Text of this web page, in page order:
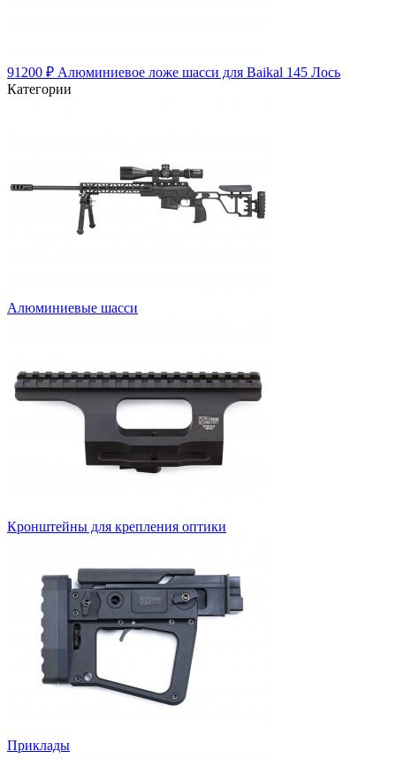
91200 ₽ Алюминиевое ложе шасси для Baikal 145 Лось
Категории
Алюминиевые шасси
Кронштейны для крепления оптики
Приклады